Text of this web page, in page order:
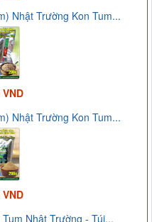
Nhật Trường Kon Tum...
Nhật Trường Kon Tum...
Nhật Trường - Túi...